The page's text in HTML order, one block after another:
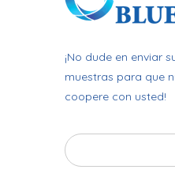
¡No dude en enviar
muestras para que
coopere con usted!